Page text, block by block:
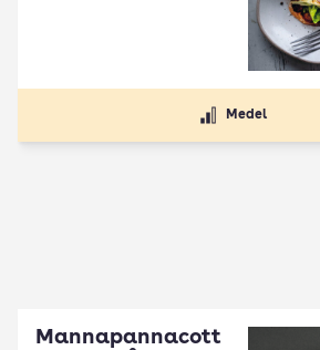
Medel
Mannapannacott